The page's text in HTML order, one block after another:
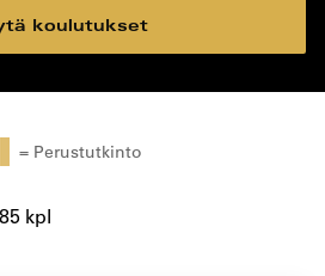
koulutukset
= Perustutkinto
kpl